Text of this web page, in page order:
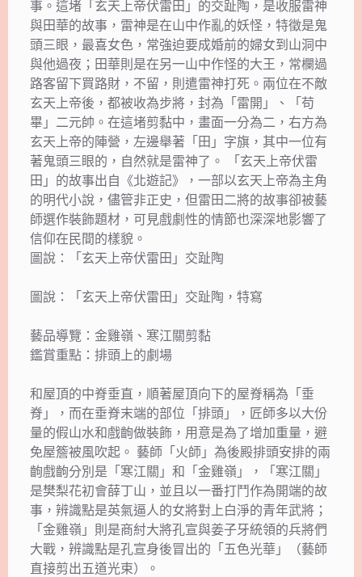
事。這堵「玄天上帝伏雷田」的交趾陶，是收服雷神
與田華的故事，雷神是在山中作亂的妖怪，特徵是鬼
頭三眼，最喜女色，常強迫要成婚前的婦女到山洞中
與他過夜；田華則是在另一山中作怪的大王，常欄過
路客留下買路財，不留，則遣雷神打死。兩位在不敵
玄天上帝後，都被收為步將，封為「雷開」、「苟
畢」二元帥。在這堵剪黏中，畫面一分為二，右方為
玄天上帝的陣營，左邊舉著「田」字旗，其中一位有
著鬼頭三眼的，自然就是雷神了。 「玄天上帝伏雷
田」的故事出自《北遊記》，一部以玄天上帝為主角
的明代小說，儘管非正史，但雷田二將的故事卻被藝
師選作裝飾題材，可見戲劇性的情節也深深地影響了
信仰在民間的樣貌。
圖說：「玄天上帝伏雷田」交趾陶
圖說：「玄天上帝伏雷田」交趾陶，特寫
藝品導覽：金雞嶺、寒江關剪黏
鑑賞重點：排頭上的劇場
和屋頂的中脊垂直，順著屋頂向下的屋脊稱為「垂
脊」，而在垂脊末端的部位「排頭」，匠師多以大份
量的假山水和戲齣做裝飾，用意是為了增加重量，避
免屋簷被風吹起。 藝師「火師」為後殿排頭安排的兩
齣戲齣分別是「寒江關」和「金雞嶺」，「寒江關」
是樊梨花初會薛丁山，並且以一番打鬥作為開端的故
事，辨識點是英氣逼人的女將對上白淨的青年武將；
「金雞嶺」則是商紂大將孔宣與姜子牙統領的兵將們
大戰，辨識點是孔宣身後冒出的「五色光華」（藝師
直接剪出五道光束）。